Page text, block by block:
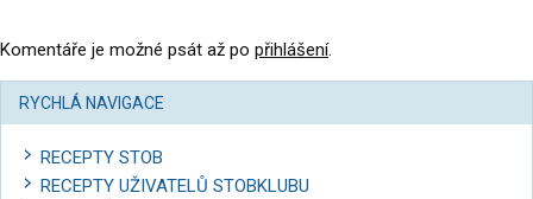
Komentáře je možné psát až po přihlášení.
RYCHLÁ NAVIGACE
RECEPTY STOB
RECEPTY UŽIVATELŮ STOBKLUBU